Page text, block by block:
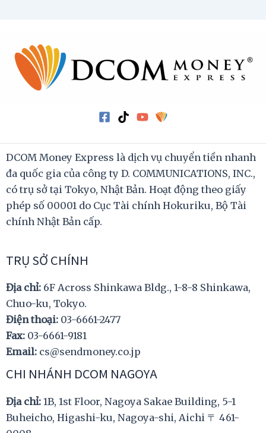
DCOM Money Express là dịch vụ chuyển tiền nhanh
đa quốc gia của công ty D. COMMUNICATIONS, INC.,
có trụ sở tại Tokyo, Nhật Bản. Hoạt động theo giấy
phép số 00001 do Cục Tài chính Hokuriku, Bộ Tài
chính Nhật Bản cấp.
TRỤ SỞ CHÍNH
Địa chỉ: 6F Across Shinkawa Bldg., 1-8-8 Shinkawa,
Chuo-ku, Tokyo.
Điện thoại: 03-6661-2477
Fax: 03-6661-9181
Email: cs@sendmoney.co.jp
CHI NHÁNH DCOM NAGOYA
Địa chỉ: 1B, 1st Floor, Nagoya Sakae Building, 5-1
Buheicho, Higashi-ku, Nagoya-shi, Aichi 〒 461-